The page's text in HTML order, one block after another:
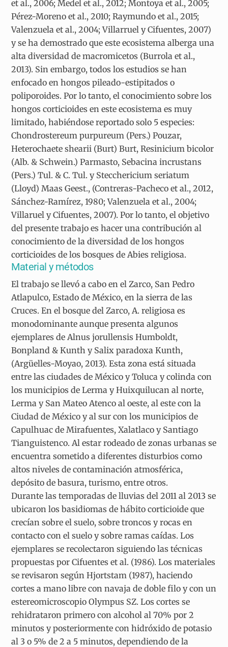
et al., 2006; Medel et al., 2012; Montoya et al., 2005;
Pérez-Moreno et al., 2010; Raymundo et al., 2015;
Valenzuela et al., 2004; Villarruel y Cifuentes, 2007)
y se ha demostrado que este ecosistema alberga una
alta diversidad de macromicetos (Burrola et al.,
2013). Sin embargo, todos los estudios se han
enfocado en hongos pileado-estipitados o
poliporoides. Por lo tanto, el conocimiento sobre los
hongos corticioides en este ecosistema es muy
limitado, habiéndose reportado solo 5 especies:
Chondrostereum purpureum (Pers.) Pouzar,
Heterochaete shearii (Burt) Burt, Resinicium bicolor
(Alb. & Schwein.) Parmasto, Sebacina incrustans
(Pers.) Tul. & C. Tul. y Stecchericium seriatum
(Lloyd) Maas Geest., (Contreras-Pacheco et al., 2012,
Sánchez-Ramírez, 1980; Valenzuela et al., 2004;
Villaruel y Cifuentes, 2007). Por lo tanto, el objetivo
del presente trabajo es hacer una contribución al
conocimiento de la diversidad de los hongos
corticioides de los bosques de Abies religiosa.
Material y métodos
El trabajo se llevó a cabo en el Zarco, San Pedro
Atlapulco, Estado de México, en la sierra de las
Cruces. En el bosque del Zarco, A. religiosa es
monodominante aunque presenta algunos
ejemplares de Alnus jorullensis Humboldt,
Bonpland & Kunth y Salix paradoxa Kunth,
(Argüelles-Moyao, 2013). Esta zona está situada
entre las ciudades de México y Toluca y colinda con
los municipios de Lerma y Huixquilucan al norte,
Lerma y San Mateo Atenco al oeste, al este con la
Ciudad de México y al sur con los municipios de
Capulhuac de Mirafuentes, Xalatlaco y Santiago
Tianguistenco. Al estar rodeado de zonas urbanas se
encuentra sometido a diferentes disturbios como
altos niveles de contaminación atmosférica,
depósito de basura, turismo, entre otros.
Durante las temporadas de lluvias del 2011 al 2013 se
ubicaron los basidiomas de hábito corticioide que
crecían sobre el suelo, sobre troncos y rocas en
contacto con el suelo y sobre ramas caídas. Los
ejemplares se recolectaron siguiendo las técnicas
propuestas por Cifuentes et al. (1986). Los materiales
se revisaron según Hjortstam (1987), haciendo
cortes a mano libre con navaja de doble filo y con un
estereomicroscopio Olympus SZ. Los cortes se
rehidrataron primero con alcohol al 70% por 2
minutos y posteriormente con hidróxido de potasio
al 3 o 5% de 2 a 5 minutos, dependiendo de la